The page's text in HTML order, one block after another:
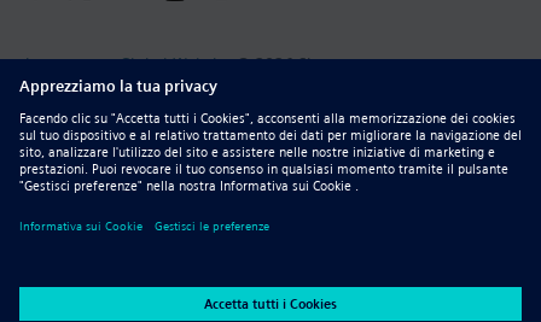
siemens.com Global Website © 2026 Siemens
Whistleblowing
Corporate Information
DMCA
Privacy Notice
Terms of Use
Digital ID Report Piracy